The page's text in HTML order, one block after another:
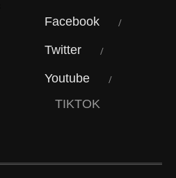
Facebook
Twitter
Youtube
TIKTOK